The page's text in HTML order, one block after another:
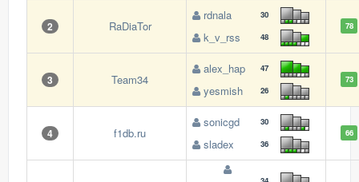
2 RaDiaTor
rdnala 30
k_v_rss 48
78
3 Team34
alex_hap 47
yesmish 26
73
4 f1db.ru
sonicgd 30
sladex 36
66